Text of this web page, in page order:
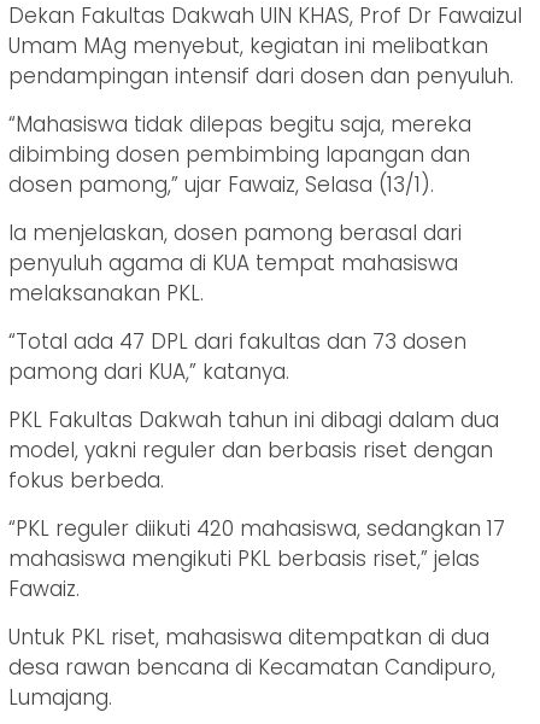
Dekan Fakultas Dakwah UIN KHAS, Prof Dr Fawaizul
Umam MAg menyebut, kegiatan ini melibatkan
pendampingan intensif dari dosen dan penyuluh.
“Mahasiswa tidak dilepas begitu saja, mereka
dibimbing dosen pembimbing lapangan dan
dosen pamong,” ujar Fawaiz, Selasa (13/1).
Ia menjelaskan, dosen pamong berasal dari
penyuluh agama di KUA tempat mahasiswa
melaksanakan PKL.
“Total ada 47 DPL dari fakultas dan 73 dosen
pamong dari KUA,” katanya.
PKL Fakultas Dakwah tahun ini dibagi dalam dua
model, yakni reguler dan berbasis riset dengan
fokus berbeda.
“PKL reguler diikuti 420 mahasiswa, sedangkan 17
mahasiswa mengikuti PKL berbasis riset,” jelas
Fawaiz.
Untuk PKL riset, mahasiswa ditempatkan di dua
desa rawan bencana di Kecamatan Candipuro,
Lumajang.